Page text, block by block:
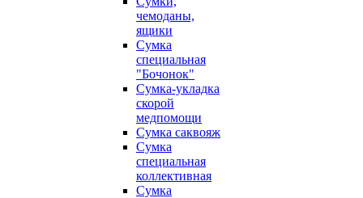
чемоданы,
ящики
Сумка
специальная
"Бочонок"
Сумка-укладка
скорой
медпомощи
Сумка саквояж
Сумка
специальная
коллективная
Сумка